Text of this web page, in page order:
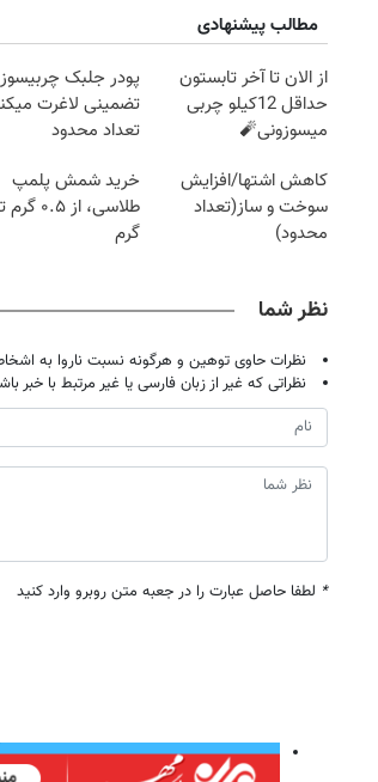
مطالب پیشنهادی
از الان تا آخر تابستون
حداقل 12کیلو چربی
میسوزونی🧨
پودر جلبک چربیسوز
تضمینی لاغرت
تعداد محدود
کاهش اشتها/افزایش
سوخت و ساز(تعداد
محدود)
خرید شمش پلمپ
گرم
نظر شما
نظرات حاوی توهین و هرگونه نسبت ناروا به
نظراتی که غیر از زبان فارسی یا غیر مرتبط با خبر
* لطفا حاصل عبارت را در جعبه متن روبرو وارد کنید